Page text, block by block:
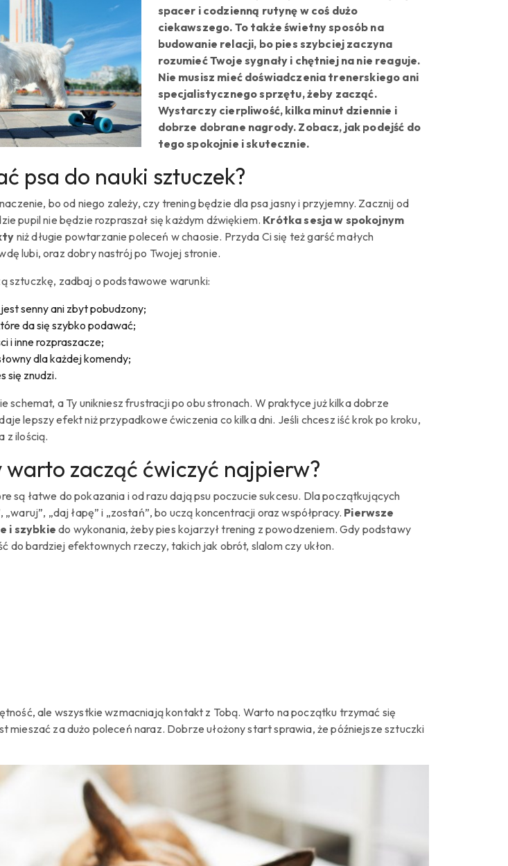
spacer i codzienną rutynę w coś dużo
ciekawszego. To także świetny sposób na
budowanie relacji, bo pies szybciej zaczyna
rozumieć Twoje sygnały i chętniej na nie reaguje.
Nie musisz mieć doświadczenia trenerskiego ani
specjalistycznego sprzętu, żeby zacząć.
Wystarczy cierpliwość, kilka minut dziennie i
dobrze dobrane nagrody. Zobacz, jak podejść do
tego spokojnie i skutecznie.
psa do nauki sztuczek?
bo od niego zależy, czy trening będzie dla psa jasny i przyjemny. Zacznij od
pupil nie będzie rozpraszał się każdym dźwiękiem. Krótka sesja w spokojnym
niż długie powtarzanie poleceń w chaosie. Przyda Ci się też garść małych
lubi, oraz dobry nastrój po Twojej stronie.
sztuczkę, zadbaj o podstawowe warunki:
senny ani zbyt pobudzony;
da się szybko podawać;
i inne rozpraszacze;
dla każdej komendy;
się znudzi.
schemat, a Ty unikniesz frustracji po obu stronach. W praktyce już kilka dobrze
lepszy efekt niż przypadkowe ćwiczenia co kilka dni. Jeśli chcesz iść krok po kroku,
z ilością.
warto zacząć ćwiczyć najpierw?
są łatwe do pokazania i od razu dają psu poczucie sukcesu. Dla początkujących
„daj łapę” i „zostań”, bo uczą koncentracji oraz współpracy. Pierwsze
i szybkie do wykonania, żeby pies kojarzył trening z powodzeniem. Gdy podstawy
do bardziej efektownych rzeczy, takich jak obrót, slalom czy ukłon.
ale wszystkie wzmacniają kontakt z Tobą. Warto na początku trzymać się
mieszać za dużo poleceń naraz. Dobrze ułożony start sprawia, że późniejsze sztuczki